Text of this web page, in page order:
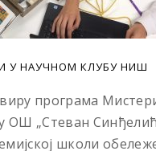
У НАУЧНОМ КЛУБУ НИШ
програма
ОШ „Стеван
школи